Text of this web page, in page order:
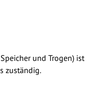
und Trogen) ist
zuständig.